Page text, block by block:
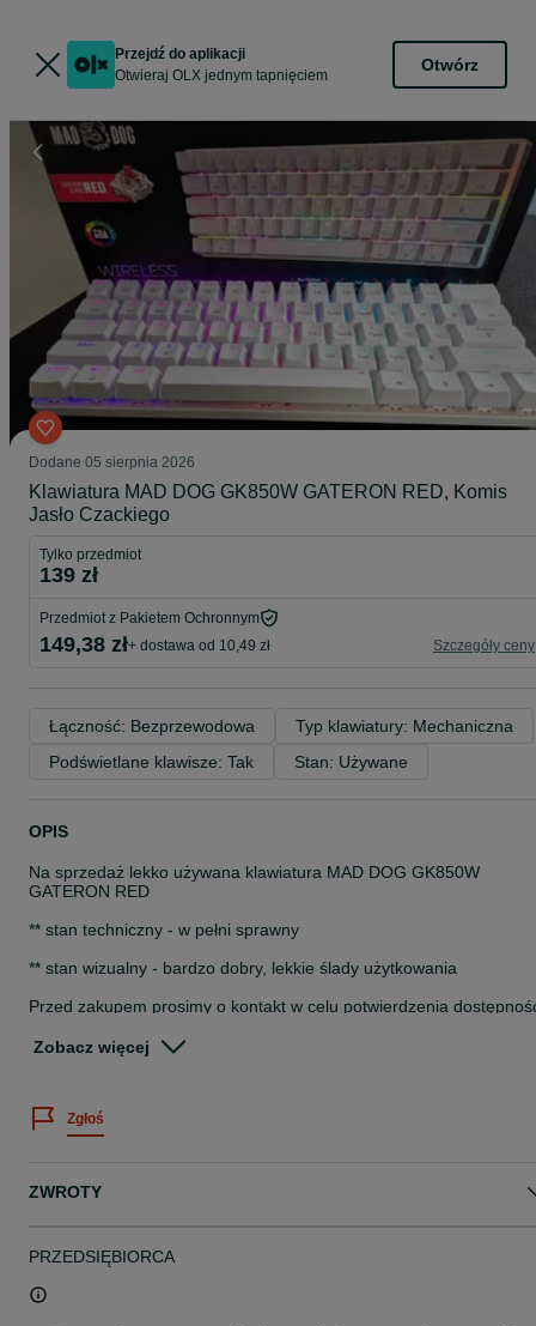
Przejdź do aplikacji
Otwieraj OLX jednym tapnięciem
Otwórz
Dodane 05 sierpnia 2026
Klawiatura MAD DOG GK850W GATERON RED, Komis
Jasło Czackiego
Tylko przedmiot
139 zł
Przedmiot z Pakietem Ochronnym
149,38 zł+ dostawa od 10,49 zł Szczegóły ceny
Łączność: Bezprzewodowa
Typ klawiatury: Mechaniczna
Podświetlane klawisze: Tak
Stan: Używane
OPIS
Na sprzedaż lekko używana klawiatura MAD DOG GK850W
GATERON RED
** stan techniczny - w pełni sprawny
** stan wizualny - bardzo dobry, lekkie ślady użytkowania
Przed zakupem prosimy o kontakt w celu potwierdzenia
Zapraszamy na inne nasze ogłoszenia!
ul. Czackiego 10
Tel. 13*44*81*000
Zobacz więcej
Zgłoś
ZWROTY
PRZEDSIĘBIORCA